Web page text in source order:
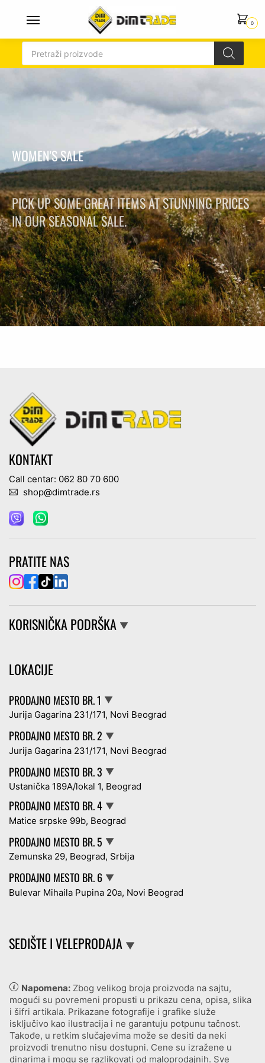
0
WOMEN'S SALE
PICK UP SOME GREAT ITEMS AT STUNNING PRICES
IN OUR SEASONAL SALE.
KONTAKT
Call centar: 062 80 70 600
shop@dimtrade.rs
PRATITE NAS
KORISNIČKA PODRŠKA ▼
LOKACIJE
PRODAJNO MESTO BR. 1 ▼
Jurija Gagarina 231/171, Novi Beograd
PRODAJNO MESTO BR. 2 ▼
Jurija Gagarina 231/171, Novi Beograd
PRODAJNO MESTO BR. 3 ▼
Ustanička 189A/lokal 1, Beograd
PRODAJNO MESTO BR. 4 ▼
Matice srpske 99b, Beograd
PRODAJNO MESTO BR. 5 ▼
Zemunska 29, Beograd, Srbija
PRODAJNO MESTO BR. 6 ▼
Bulevar Mihaila Pupina 20a, Novi Beograd
SEDIŠTE I VELEPRODAJA ▼
Napomena: Zbog velikog broja proizvoda na sajtu,
mogući su povremeni propusti u prikazu cena, opisa, slika
i šifri artikala. Prikazane fotografije i grafike služe
isključivo kao ilustracija i ne garantuju potpunu tačnost.
Takođe, u retkim slučajevima može se desiti da neki
proizvodi trenutno nisu dostupni. Cene su izražene u
dinarima i mogu se razlikovati od maloprodajnih. Sve